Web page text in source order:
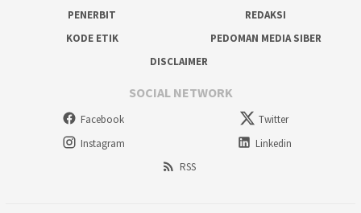
PENERBIT
REDAKSI
KODE ETIK
PEDOMAN MEDIA SIBER
DISCLAIMER
SOCIAL NETWORK
Facebook
Twitter
Instagram
Linkedin
RSS